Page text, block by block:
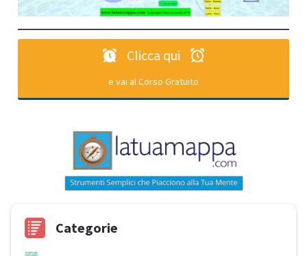
Clicca qui
e vai al Corso Gratuito
Categorie